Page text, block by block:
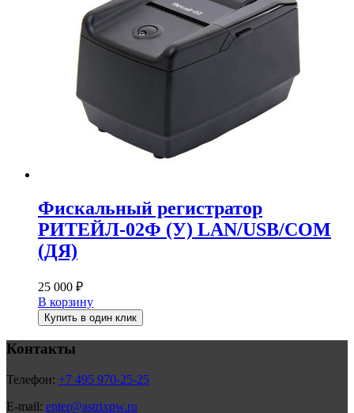
Фискальный регистратор
РИТЕЙЛ-02Ф (У) LAN/USB/COM
(ДЯ)
25 000 ₽
В корзину
Купить в один клик
Контакты
Телефон: +7 495 970-25-25
E-mail: enter@astrixpw.ru